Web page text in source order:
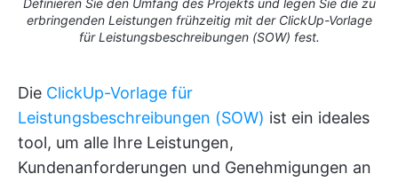
Definieren Sie den Umfang des Projekts und legen Sie die zu
erbringenden Leistungen frühzeitig mit der ClickUp-Vorlage
für Leistungsbeschreibungen (SOW) fest.
Die ClickUp-Vorlage für
Leistungsbeschreibungen (SOW) ist ein ideales
tool, um alle Ihre Leistungen,
Kundenanforderungen und Genehmigungen an